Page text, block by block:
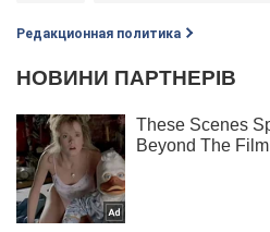
Редакционная политика